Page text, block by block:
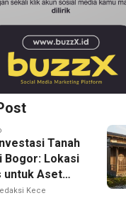
Tanah
Bogor: Lokasi
untuk Aset
Kece